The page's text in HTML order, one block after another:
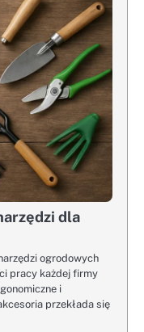
dla
ogrodowych
pracy każdej firmy
i
przekłada się